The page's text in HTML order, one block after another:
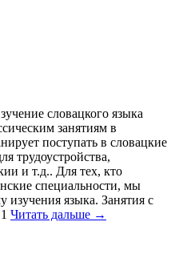
словацкого языка
занятиям в
поступать в словацкие
трудоустройства,
и т.д.. Для тех, кто
специальности, мы
изучения языка. Занятия с
Читать дальше →